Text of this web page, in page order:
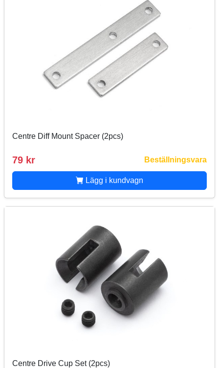
Centre Diff Mount Spacer (2pcs)
79 kr Beställningsvara
Lägg i kundvagn
Centre Drive Cup Set (2pcs)